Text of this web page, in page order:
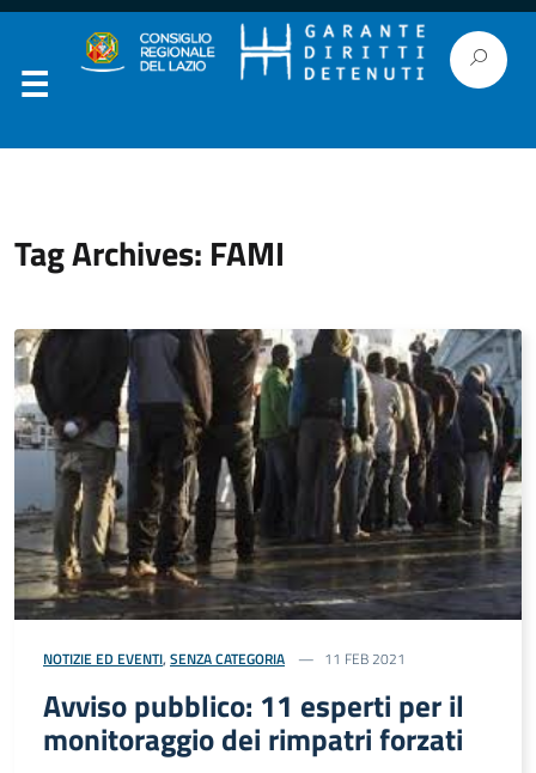
Tag Archives: FAMI
NOTIZIE ED EVENTI, SENZA CATEGORIA 11 FEB 2021
Avviso pubblico: 11 esperti per il
monitoraggio dei rimpatri forzati